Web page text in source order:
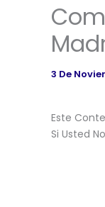
3 De
Este
Si Usted